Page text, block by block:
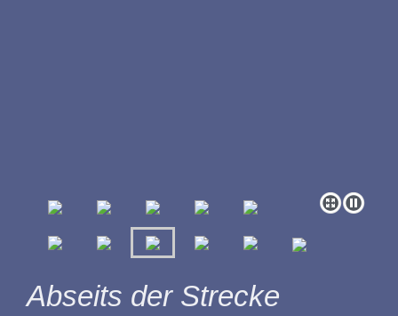
Abseits der Strecke